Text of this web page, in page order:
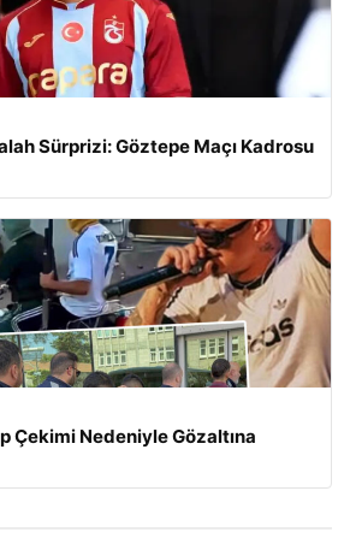
Sürprizi: Göztepe Maçı Kadrosu
Çekimi Nedeniyle Gözaltına